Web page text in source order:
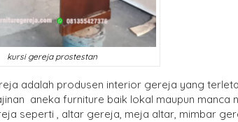
kursi gereja prostestan
adalah produsen interior gereja yang
aneka furniture baik lokal maupun
seperti , altar gereja, meja altar, mimbar